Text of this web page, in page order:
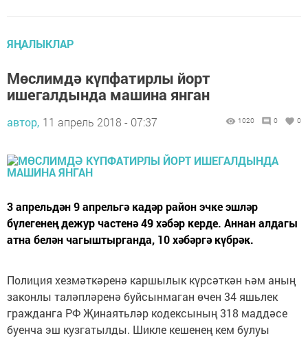
ЯҢАЛЫКЛАР
Мөслимдә күпфатирлы йорт
ишегалдында машина янган
автор, 11 апрель 2018 - 07:37 1020 0 0
3 апрельдән 9 апрельгә кадәр район эчке эшләр
бүлегенең дежур частенә 49 хәбәр керде. Аннан алдагы
атна белән чагыштырганда, 10 хәбәргә күбрәк.
Полиция хезмәткәренә каршылык күрсәткән һәм аның
законлы таләпләренә буйсынмаган өчен 34 яшьлек
гражданга РФ Җинаятьләр кодексының 318 маддәсе
буенча эш кузгатылды. Шикле кешенең кем булуы